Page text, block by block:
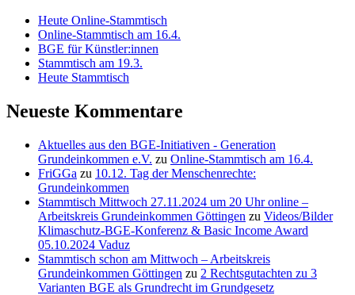
Heute Online-Stammtisch
Online-Stammtisch am 16.4.
BGE für Künstler:innen
Stammtisch am 19.3.
Heute Stammtisch
Neueste Kommentare
Aktuelles aus den BGE-Initiativen - Generation
Grundeinkommen e.V. zu Online-Stammtisch am 16.4.
FriGGa zu 10.12. Tag der Menschenrechte:
Grundeinkommen
Stammtisch Mittwoch 27.11.2024 um 20 Uhr online –
Arbeitskreis Grundeinkommen Göttingen zu Videos/Bilder
Klimaschutz-BGE-Konferenz & Basic Income Award
05.10.2024 Vaduz
Stammtisch schon am Mittwoch – Arbeitskreis
Grundeinkommen Göttingen zu 2 Rechtsgutachten zu 3
Varianten BGE als Grundrecht im Grundgesetz